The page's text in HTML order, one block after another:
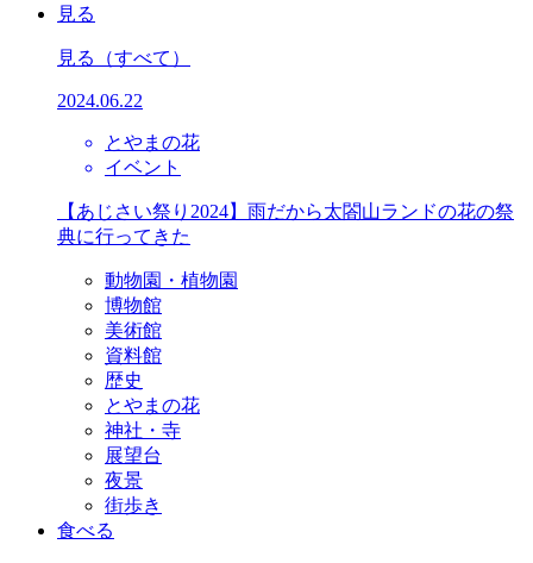
見る
見る （すべて）
2024.06.22
とやまの花
イベント
【あじさい祭り2024】雨だから太閤山ランドの花の祭
典に行ってきた
動物園・植物園
博物館
美術館
資料館
歴史
とやまの花
神社・寺
展望台
夜景
街歩き
食べる